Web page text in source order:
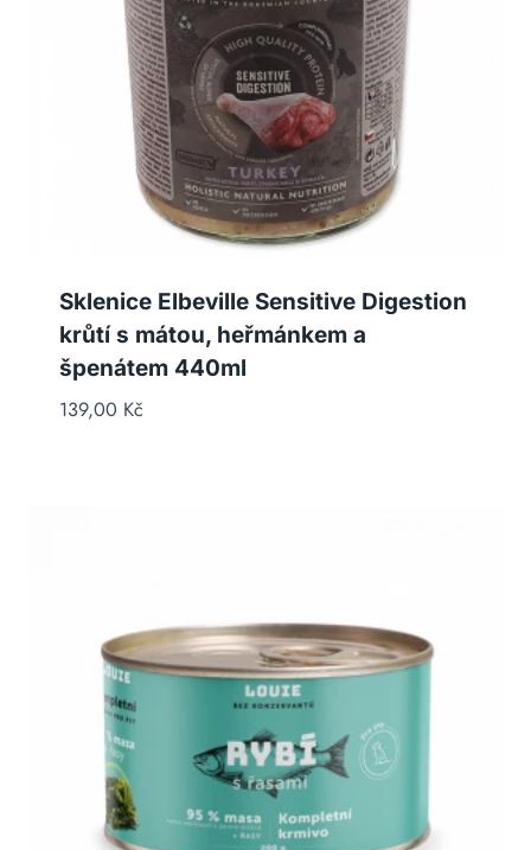
Sklenice Elbeville Sensitive Digestion
krůtí s mátou, heřmánkem a
špenátem 440ml
139,00 Kč